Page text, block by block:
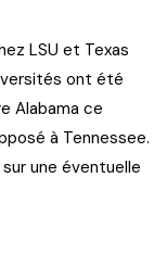
LSU et Texas
ont été
Alabama ce
à Tennessee.
sur une éventuelle